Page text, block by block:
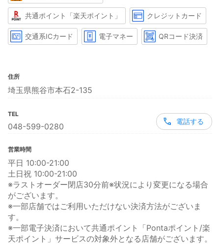
共通ポイント「楽天ポイント」 クレジットカード
交通系ICカード 電子マネー QRコード決済
住所
埼玉県熊谷市本石2-135
TEL
048-599-0280
電話する
営業時間
平日 10:00-21:00
土日祝 10:00-21:00
※ラストオーダー閉店30分前※状況により変更になる場合
がございます。
※一部店舗ではご利用いただけない決済方法がございま
す。
※一部電子決済において共通ポイント「Pontaポイント/楽
天ポイント」サービスの対象外となる店舗がございます。